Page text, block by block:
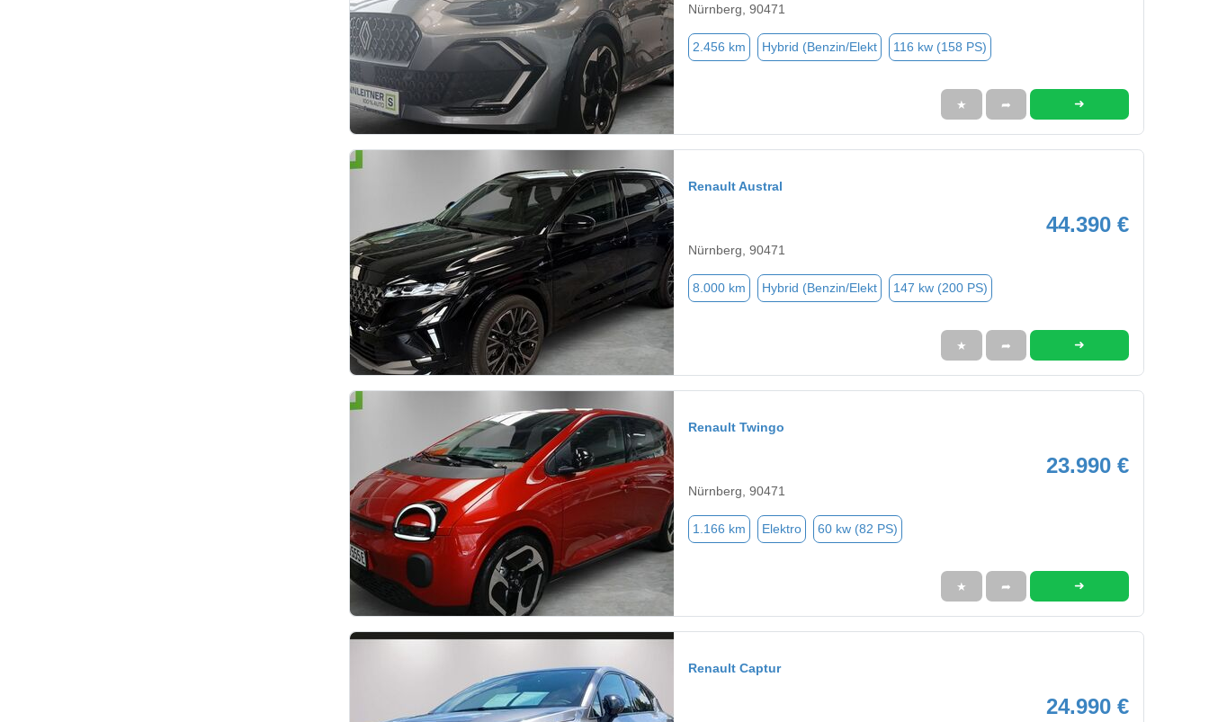
Nürnberg, 90471
2.456 km Hybrid (Benzin/Elekt 116 kw (158 PS)
★ ➦ ➜
Renault Austral
44.390 €
Nürnberg, 90471
8.000 km Hybrid (Benzin/Elekt 147 kw (200 PS)
★ ➦ ➜
Renault Twingo
23.990 €
Nürnberg, 90471
1.166 km Elektro 60 kw (82 PS)
★ ➦ ➜
Renault Captur
24.990 €